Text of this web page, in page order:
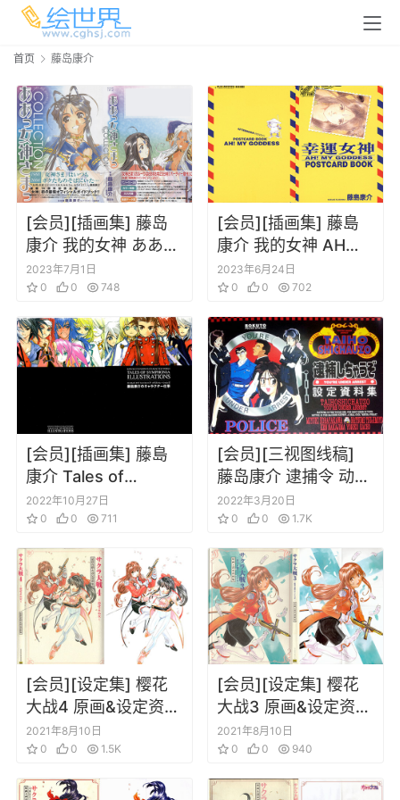
首页 藤岛康介
[会员][插画集] 藤岛
康介 我的女神 ああっ
女神さまっ
COLLECTION
2023年7月1日
0
0 748
[会员][插画集] 藤島
康介 我的女神 AH！
MY GODDESS
POSTCARD BOOK
2023年6月24日
0
0 702
[会员][插画集] 藤島
康介 Tales of
Symphonia
Illustrations
2022年10月27日
0
0 711
[会员][三视图线稿]
藤岛康介 逮捕令 动画
设定设定集
2022年3月20日
0
0 1.7K
[会员][设定集] 樱花
大战4 原画&设定资料
集
2021年8月10日
0
0 1.5K
[会员][设定集] 樱花
大战3 原画&设定资料
集
2021年8月10日
0
0 940